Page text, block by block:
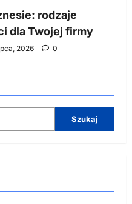
rodzaje
dla Twojej firmy
2026 0
Szukaj